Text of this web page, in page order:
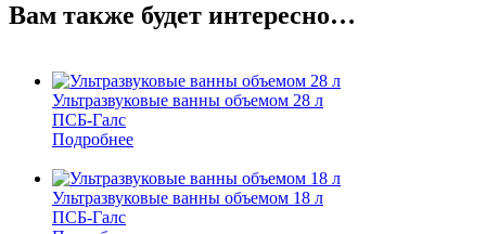
Вам также будет интересно…
Ультразвуковые ванны объемом 28 л
ПСБ-Галс
Подробнее
Ультразвуковые ванны объемом 18 л
ПСБ-Галс